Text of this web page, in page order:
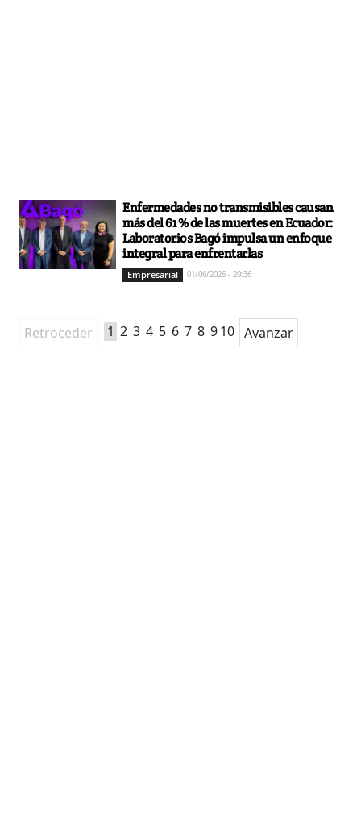
Enfermedades no transmisibles causan
más del 61 % de las muertes en Ecuador:
Laboratorios Bagó impulsa un enfoque
integral para enfrentarlas
Empresarial 01/06/2026 - 20:36
Retroceder 1 2 3 4 5 6 7 8 910 Avanzar